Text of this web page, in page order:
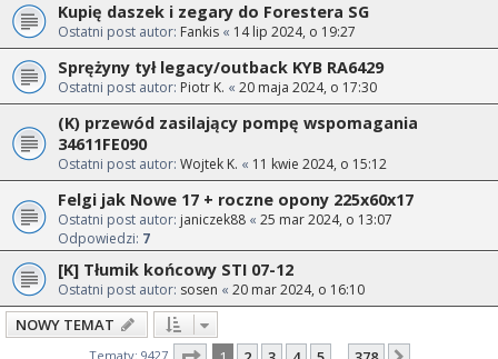
Kupię daszek i zegary do Forestera SG
Ostatni post autor: Fankis « 14 lip 2024, o 19:27
Sprężyny tył legacy/outback KYB RA6429
Ostatni post autor: Piotr K. « 20 maja 2024, o 17:30
(K) przewód zasilający pompę wspomagania
34611FE090
Ostatni post autor: Wojtek K. « 11 kwie 2024, o 15:12
Felgi jak Nowe 17 + roczne opony 225x60x17
Ostatni post autor: janiczek88 « 25 mar 2024, o 13:07
Odpowiedzi: 7
[K] Tłumik końcowy STI 07-12
Ostatni post autor: sosen « 20 mar 2024, o 16:10
NOWY TEMAT
Tematy: 9427